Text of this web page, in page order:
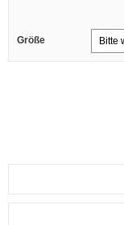
Größe